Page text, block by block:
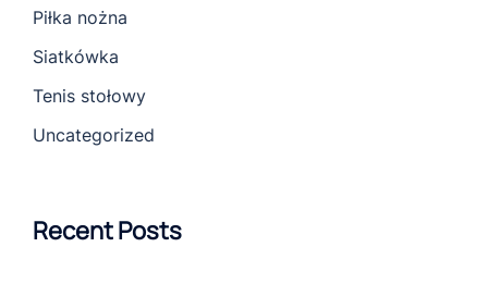
Piłka nożna
Siatkówka
Tenis stołowy
Uncategorized
Recent Posts